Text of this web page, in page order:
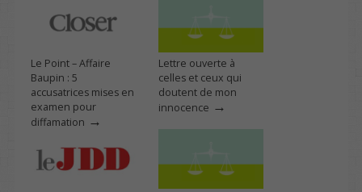
Le Point – Affaire
Baupin : 5
accusatrices mises en
examen pour
diffamation →
Lettre ouverte à
celles et ceux qui
doutent de mon
innocence →